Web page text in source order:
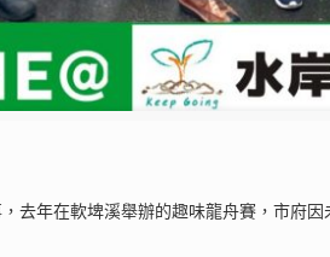
去年在軟埤溪舉辦的趣味龍舟賽，市府